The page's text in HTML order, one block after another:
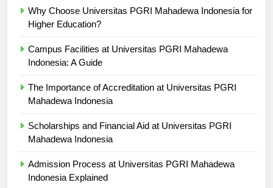
Why Choose Universitas PGRI Mahadewa Indonesia for
Higher Education?
Campus Facilities at Universitas PGRI Mahadewa
Indonesia: A Guide
The Importance of Accreditation at Universitas PGRI
Mahadewa Indonesia
Scholarships and Financial Aid at Universitas PGRI
Mahadewa Indonesia
Admission Process at Universitas PGRI Mahadewa
Indonesia Explained